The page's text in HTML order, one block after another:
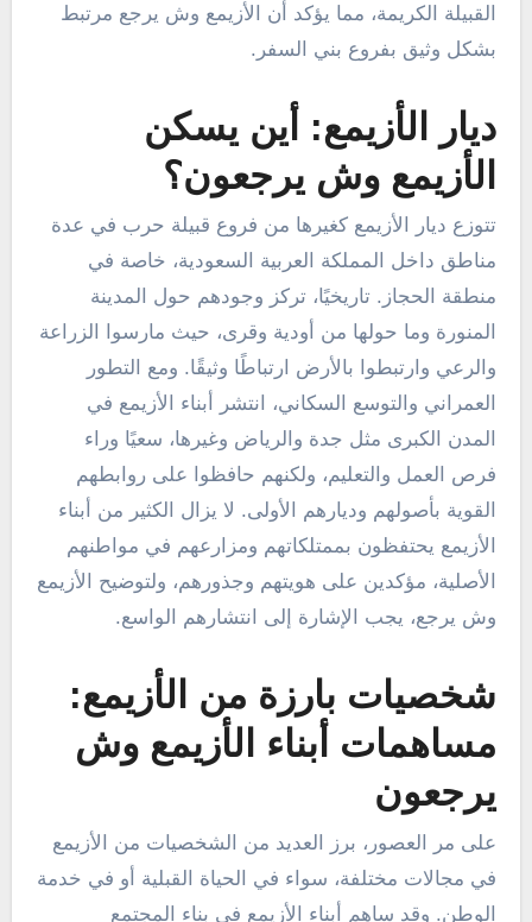
القبيلة الكريمة، مما يؤكد أن الأزيمع وش يرجع مرتبط
بشكل وثيق بفروع بني السفر.
ديار الأزيمع: أين يسكن
الأزيمع وش يرجعون؟
تتوزع ديار الأزيمع كغيرها من فروع قبيلة حرب في عدة
مناطق داخل المملكة العربية السعودية، خاصة في
منطقة الحجاز. تاريخيًا، تركز وجودهم حول المدينة
المنورة وما حولها من أودية وقرى، حيث مارسوا الزراعة
والرعي وارتبطوا بالأرض ارتباطًا وثيقًا. ومع التطور
العمراني والتوسع السكاني، انتشر أبناء الأزيمع في
المدن الكبرى مثل جدة والرياض وغيرها، سعيًا وراء
فرص العمل والتعليم، ولكنهم حافظوا على روابطهم
القوية بأصولهم وديارهم الأولى. لا يزال الكثير من أبناء
الأزيمع يحتفظون بممتلكاتهم ومزارعهم في مواطنهم
الأصلية، مؤكدين على هويتهم وجذورهم، ولتوضيح الأزيمع
وش يرجع، يجب الإشارة إلى انتشارهم الواسع.
شخصيات بارزة من الأزيمع:
مساهمات أبناء الأزيمع وش
يرجعون
على مر العصور، برز العديد من الشخصيات من الأزيمع
في مجالات مختلفة، سواء في الحياة القبلية أو في خدمة
الوطن. وقد ساهم أبناء الأزيمع في بناء المجتمع